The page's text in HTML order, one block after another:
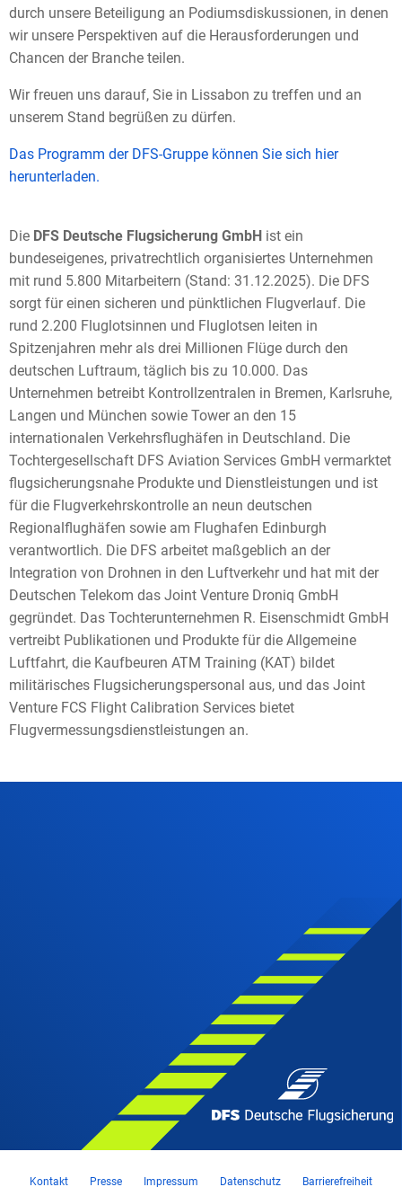
durch unsere Beteiligung an Podiumsdiskussionen, in denen
wir unsere Perspektiven auf die Herausforderungen und
Chancen der Branche teilen.
Wir freuen uns darauf, Sie in Lissabon zu treffen und an
unserem Stand begrüßen zu dürfen.
Das Programm der DFS-Gruppe können Sie sich hier
herunterladen.
Die DFS Deutsche Flugsicherung GmbH ist ein
bundeseigenes, privatrechtlich organisiertes Unternehmen
mit rund 5.800 Mitarbeitern (Stand: 31.12.2025). Die DFS
sorgt für einen sicheren und pünktlichen Flugverlauf. Die
rund 2.200 Fluglotsinnen und Fluglotsen leiten in
Spitzenjahren mehr als drei Millionen Flüge durch den
deutschen Luftraum, täglich bis zu 10.000. Das
Unternehmen betreibt Kontrollzentralen in Bremen, Karlsruhe,
Langen und München sowie Tower an den 15
internationalen Verkehrsflughäfen in Deutschland. Die
Tochtergesellschaft DFS Aviation Services GmbH vermarktet
flugsicherungsnahe Produkte und Dienstleistungen und ist
für die Flugverkehrskontrolle an neun deutschen
Regionalflughäfen sowie am Flughafen Edinburgh
verantwortlich. Die DFS arbeitet maßgeblich an der
Integration von Drohnen in den Luftverkehr und hat mit der
Deutschen Telekom das Joint Venture Droniq GmbH
gegründet. Das Tochterunternehmen R. Eisenschmidt GmbH
vertreibt Publikationen und Produkte für die Allgemeine
Luftfahrt, die Kaufbeuren ATM Training (KAT) bildet
militärisches Flugsicherungspersonal aus, und das Joint
Venture FCS Flight Calibration Services bietet
Flugvermessungsdienstleistungen an.
Kontakt Presse Impressum Datenschutz Barrierefreiheit